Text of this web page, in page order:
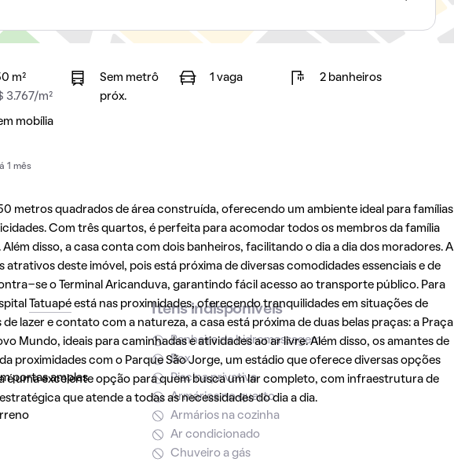
m²
3.767/m²
Sem metrô
próx.
1 vaga 2 banheiros
mobília
1 mês
metros quadrados de área construída, oferecendo um ambiente ideal para famílias
Com três quartos, é perfeita para acomodar todos os membros da família
disso, a casa conta com dois banheiros, facilitando o dia a dia dos moradores. A
atrativos deste imóvel, pois está próxima de diversas comodidades essenciais e de
se o Terminal Aricanduva, garantindo fácil acesso ao transporte público. Para
Tatuapéestá nas proximidades, oferecendo tranquilidades em situações de
lazer e contato com a natureza, a casa está próxima de duas belas praças: a Praça
Mundo, ideais para caminhadas e atividades ao ar livre. Além disso, os amantes de
proximidades com o Parque São Jorge, um estádio que oferece diversas opções
é uma excelente opção para quem busca um lar completo, com infraestrutura de
que atende a todas as necessidades do dia a dia.
portas amplas
Itens indisponíveis
Banheira de hidromassagem
Box
Piscina privativa
Armários no quarto
Armários na cozinha
Ar condicionado
Chuveiro a gás